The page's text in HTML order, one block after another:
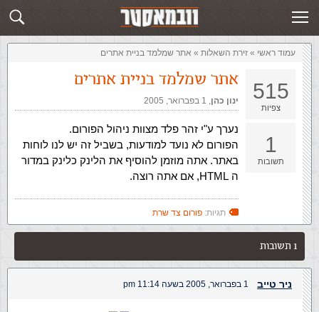
שלח תשובה זירת השאלות
עמוד ראשי » ‏זירת השאלות‏ » אתר שמלמד בניית אתרים
515
צפיות
1
תשובות
אתר שמלמד בניית אתרים
ינון כהן,‏ 1 בפברואר, 2005
נערך ע"י זהר פלד מצוות ניהול הפורום.
הפורום לא נועד למודעות, בשביל זה יש לנו לוחות
באתר. אתה מוזמן להוסיף את הלינק כלינק במדור
ה HTML, אם אתה רוצה.
תגיות: פורום צד שרת
1 תשובות
ניר טייב 1 בפברואר, 2005 בשעה 11:14 pm